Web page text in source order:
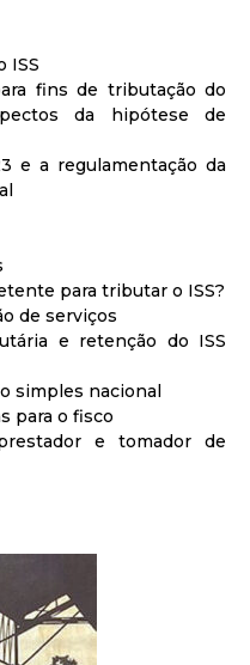
ISS
fins de tributação do
da hipótese de
e a regulamentação da
para tributar o ISS?
de serviços
e retenção do ISS
simples nacional
para o fisco
e tomador de